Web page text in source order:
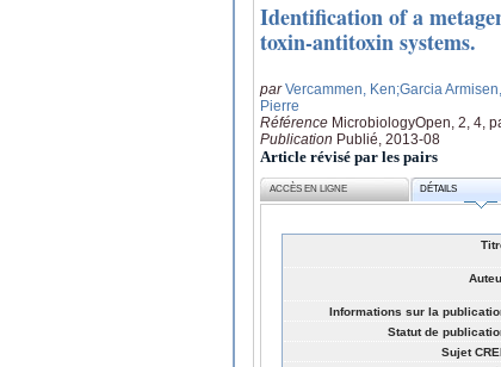
Identification of a
toxin-antitoxin systems.
parVercammen, Ken;Garcia
Pierre
Référence MicrobiologyOpen, 2, 4,
Publication Publié, 2013-08
Article révisé par les pairs
ACCÈS EN LIGNE DÉTAILS
Informations sur la
Statut de
Sujet